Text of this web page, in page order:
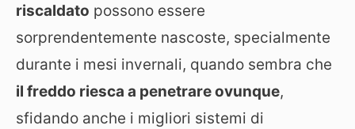
riscaldato possono essere
sorprendentemente nascoste, specialmente
durante i mesi invernali, quando sembra che
il freddo riesca a penetrare ovunque,
sfidando anche i migliori sistemi di